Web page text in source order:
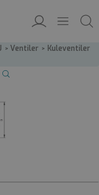
/ Ventiler / Kuleventiler